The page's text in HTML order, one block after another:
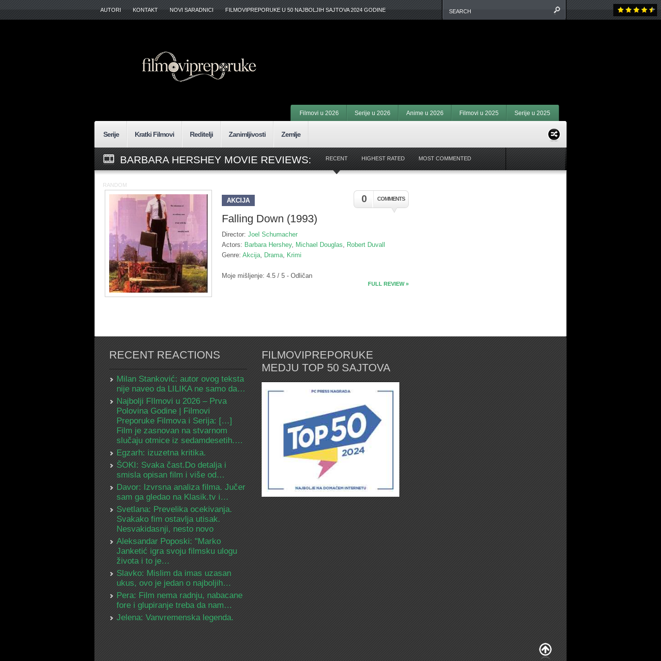
AUTORI KONTAKT NOVI SARADNICI FILMOVIPREPORUKE U 50 NAJBOLJIH SAJTOVA 2024 GODINE
Filmovi u 2026 Serije u 2026 Anime u 2026 Filmovi u 2025 Serije u 2025
Serije Kratki Filmovi Reditelji Zanimljivosti Zemlje
BARBARA HERSHEY MOVIE REVIEWS: RECENT HIGHEST RATED MOST COMMENTED
RANDOM
0 COMMENTS
AKCIJA
Falling Down (1993)
Director: Joel Schumacher
Actors: Barbara Hershey, Michael Douglas, Robert Duvall
Genre: Akcija, Drama, Krimi
Moje mišljenje: 4.5 / 5 - Odličan
FULL REVIEW »
RECENT REACTIONS
Milan Stanković: autor ovog teksta
nije naveo da LILIKA ne samo da…
Najbolji FIlmovi u 2026 – Prva
Polovina Godine | Filmovi
Preporuke Filmova i Serija: […]
Film je zasnovan na stvarnom
slučaju otmice iz sedamdesetih.…
Egzarh: izuzetna kritika.
ŠOKI: Svaka čast.Do detalja i
smisla opisan film i više od…
Davor: Izvrsna analiza filma. Jučer
sam ga gledao na Klasik.tv i…
Svetlana: Prevelika ocekivanja.
Svakako fim ostavlja utisak.
Nesvakidasnji, nesto novo
Aleksandar Poposki: "Marko
Janketić igra svoju filmsku ulogu
života i to je…
Slavko: Mislim da imas uzasan
ukus, ovo je jedan o najboljih…
Pera: Film nema radnju, nabacane
fore i glupiranje treba da nam…
Jelena: Vanvremenska legenda.
FILMOVIPREPORUKE
MEDJU TOP 50 SAJTOVA